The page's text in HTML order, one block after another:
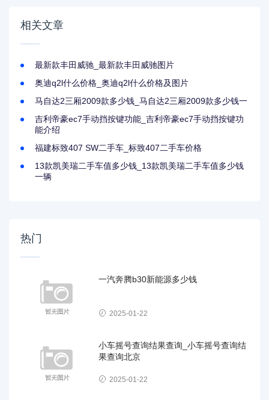
相关文章
最新款丰田威驰_最新款丰田威驰图片
奥迪q2l什么价格_奥迪q2l什么价格及图片
马自达2三厢2009款多少钱_马自达2三厢2009款多少钱一
吉利帝豪ec7手动挡按键功能_吉利帝豪ec7手动挡按键功
能介绍
福建标致407 SW二手车_标致407二手车价格
13款凯美瑞二手车值多少钱_13款凯美瑞二手车值多少钱
一辆
热门
一汽奔腾b30新能源多少钱
2025-01-22
小车摇号查询结果查询_小车摇号查询结
果查询北京
2025-01-22